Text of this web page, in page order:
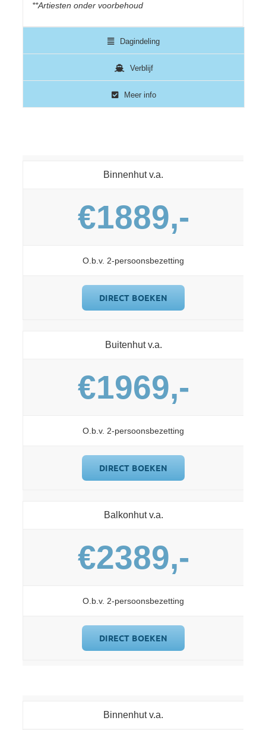
**Artiesten onder voorbehoud
Dagindeling
Verblijf
Meer info
Binnenhut v.a.
€1889,-
O.b.v. 2-persoonsbezetting
DIRECT BOEKEN
Buitenhut v.a.
€1969,-
O.b.v. 2-persoonsbezetting
DIRECT BOEKEN
Balkonhut v.a.
€2389,-
O.b.v. 2-persoonsbezetting
DIRECT BOEKEN
Binnenhut v.a.